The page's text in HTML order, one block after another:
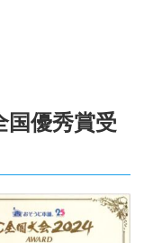
優秀賞受